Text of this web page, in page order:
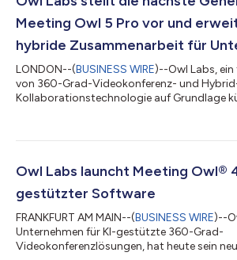
Meeting Owl 5 Pro vor und
hybride Zusammenarbeit für
LONDON--(BUSINESS WIRE)--Owl Labs,
von 360-Grad-Videokonferenz- und
Kollaborationstechnologie auf Grundlage
vorgestellt. Das Meeting Owl 5 Pro
speziell für Unternehmens-Organisationen
die ein nahtloses Bring-Your-Own-Device-
Owl Labs launcht Meeting Owl®
gestützter Software
FRANKFURT AM MAIN--(BUSINESS WIRE)--
Unternehmen für KI-gestützte 360-Grad-
Videokonferenzlösungen, hat heute sein